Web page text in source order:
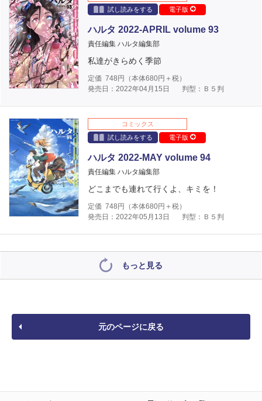
試し読みをする
電子版
ハルタ 2022-APRIL volume 93
責任編集 ハルタ編集部
私達がきらめく季節
定価 748 円（本体680円＋税）
発売日：2022年04月15日
判型：Ｂ５判
コミックス
試し読みをする
電子版
ハルタ 2022-MAY volume 94
責任編集 ハルタ編集部
どこまでも連れて行くよ、キミを！
定価 748 円（本体680円＋税）
発売日：2022年05月13日
判型：Ｂ５判
もっと見る
元のページに戻る